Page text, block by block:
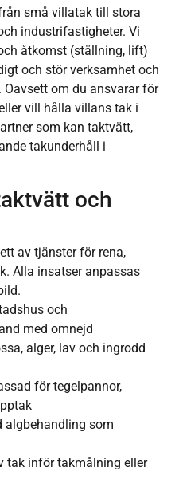
små villatak till stora
industrifastigheter. Vi
åtkomst (ställning, lift)
och stör verksamhet och
om du ansvarar för
vill hålla villans tak i
som kan taktvätt,
takunderhåll i
och
av tjänster för rena,
Alla insatser anpassas
och
med omnejd
alger, lav och ingrodd
för tegelpannor,
algbehandling som
tak inför takmålning eller